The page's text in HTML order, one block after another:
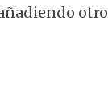
otro